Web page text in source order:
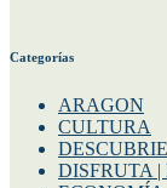
Categorías
ARAGON
CULTURA
DISFRUTA |